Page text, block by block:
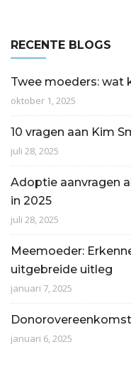
RECENTE BLOGS
Twee moeders: wat
oktober 1, 2025
10 vragen aan Kim
juli 28, 2025
Adoptie aanvragen
in 2025
juli 28, 2025
Meemoeder:
uitgebreide uitleg
januari 7, 2025
januari 6, 2025